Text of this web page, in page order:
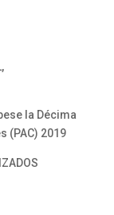
la Décima
(PAC) 2019